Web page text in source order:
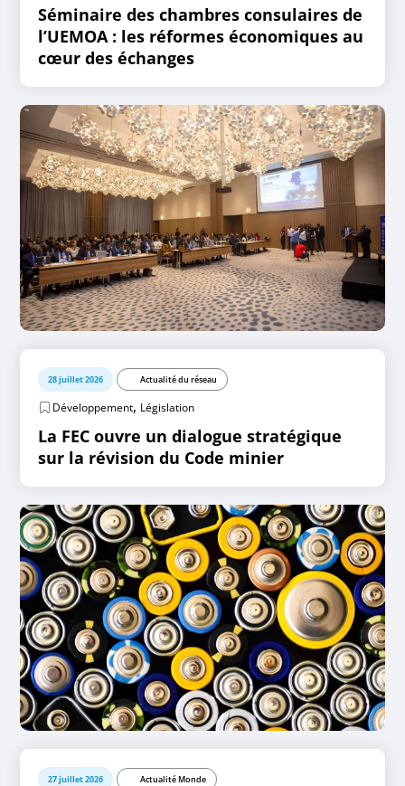
Séminaire des chambres consulaires de
l’UEMOA : les réformes économiques au
cœur des échanges
28 juillet 2026 Actualité du réseau
Développement, Législation
La FEC ouvre un dialogue stratégique
sur la révision du Code minier
27 juillet 2026 Actualité Monde